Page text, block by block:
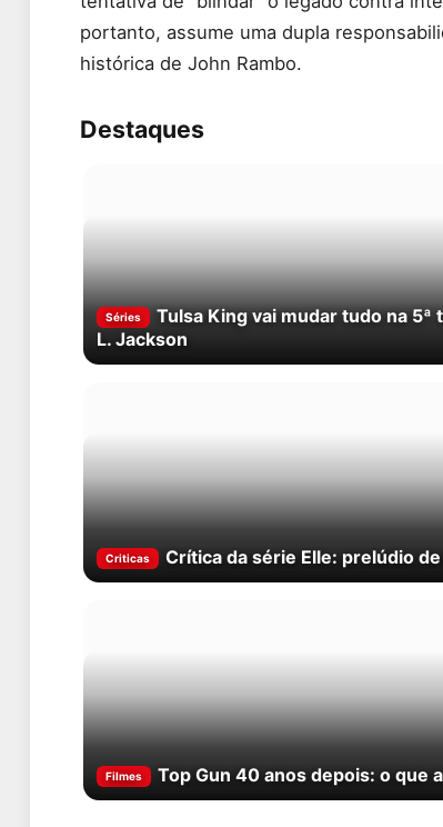
portanto, assume uma dupla
histórica de John Rambo.
Destaques
Séries
Tulsa King vai mudar tudo na
L. Jackson
Criticas Crítica da série Elle: prelúdio
Filmes Top Gun 40 anos depois: o que